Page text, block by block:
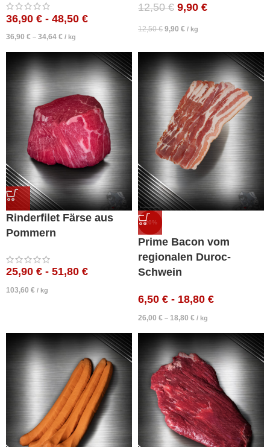
36,90 € - 48,50 €
36,90 € – 34,64 € / kg
12,50€ 9,90 €
12,50€ 9,90 € / kg
Rinderfilet Färse aus
Pommern
25,90 € - 51,80 €
103,60 € / kg
-20%
Prime Bacon vom
regionalen Duroc-
Schwein
6,50 € - 18,80 €
26,00 € – 18,80 € / kg